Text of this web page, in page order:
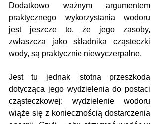
Dodatkowo ważnym argumentem
praktycznego wykorzystania wodoru
jest jeszcze to, że jego zasoby,
zwłaszcza jako składnika cząsteczki
wody, są praktycznie niewyczerpalne.
Jest tu jednak istotna przeszkoda
dotycząca jego wydzielenia do postaci
cząsteczkowej: wydzielenie wodoru
wiąże się z koniecznością dostarczenia